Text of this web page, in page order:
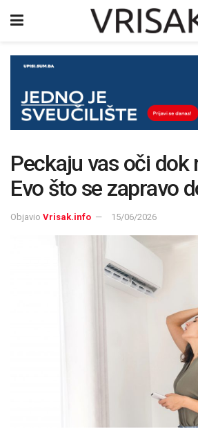
Peckaju vas oči dok
Evo što se zapravo
Objavio Vrisak.info 15/06/2026